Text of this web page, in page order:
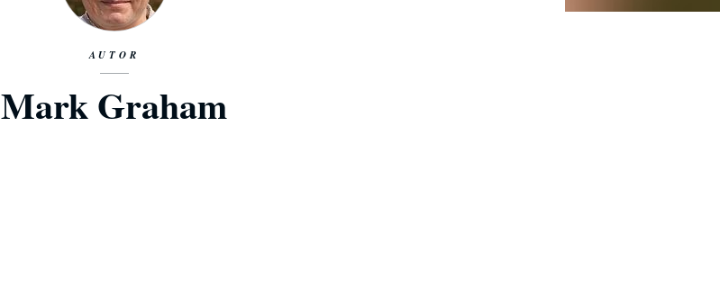
AUTOR
Mark Graham